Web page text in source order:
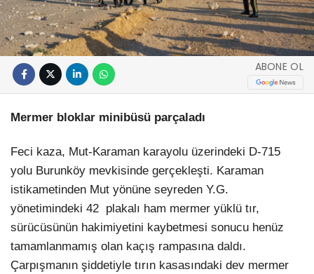
ABONE OL
Mermer bloklar minibüsü parçaladı
Feci kaza, Mut-Karaman karayolu üzerindeki D-715
yolu Burunköy mevkisinde gerçekleşti. Karaman
istikametinden Mut yönüne seyreden Y.G.
yönetimindeki 42 plakalı ham mermer yüklü tır,
sürücüsünün hakimiyetini kaybetmesi sonucu henüz
tamamlanmamış olan kaçış rampasına daldı.
Çarpışmanın şiddetiyle tırın kasasındaki dev mermer